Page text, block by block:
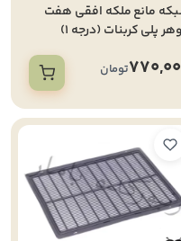
مانع ملکه افقی هفت
پلی کربنات (درجه 1)
تومان